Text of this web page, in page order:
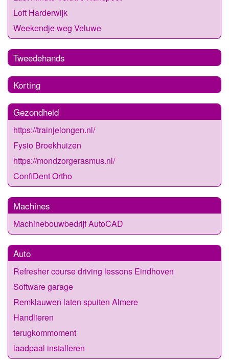
Loft Harderwijk
Weekendje weg Veluwe
Tweedehands
Korting
Gezondheid
https://trainjelongen.nl/
Fysio Broekhuizen
https://mondzorgerasmus.nl/
ConfiDent Ortho
Machines
Machinebouwbedrijf AutoCAD
Auto
Refresher course driving lessons Eindhoven
Software garage
Remklauwen laten spuiten Almere
Handlieren
terugkommoment
laadpaal installeren